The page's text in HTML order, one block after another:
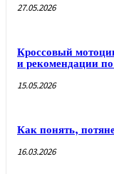
27.05.2026
Кроссовый
и рекомендации
15.05.2026
Как понять,
16.03.2026